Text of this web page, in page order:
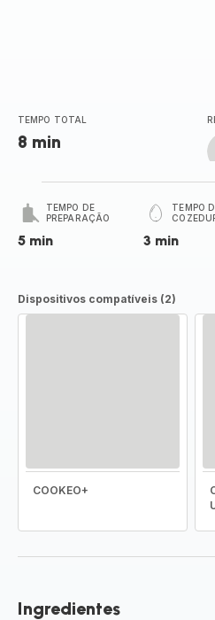
TEMPO TOTAL
8 min
TEMPO DE
PREPARAÇÃO
5 min
TEMPO
3 min
Dispositivos compatíveis (2)
COOKEO+
Ingredientes